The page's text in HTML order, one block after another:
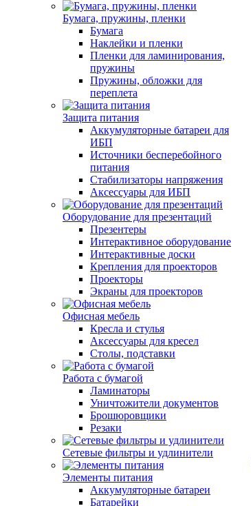
Бумага, пружины, пленки
Бумага
Наклейки и пленки
Пленки для ламинирования,
пружины
Пружины, обложки для
переплета
Защита питания
Аккумуляторные батареи для
ИБП
Источники бесперебойного
питания
Стабилизаторы напряжения
Аксессуары для ИБП
Оборудование для презентаций
Презентеры
Интерактивное оборудование
Интерактивные доски
Крепления для проекторов
Проекторы
Экраны для проекторов
Офисная мебель
Кресла и стулья
Аксессуары для кресел
Столы, подставки
Работа с бумагой
Ламинаторы
Уничтожители документов
Брошюровщики
Резаки
Сетевые фильтры и удлинители
Элементы питания
Аккумуляторные батареи
Батарейки